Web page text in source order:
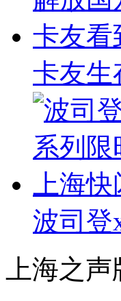
卡友生
波司登
上海之